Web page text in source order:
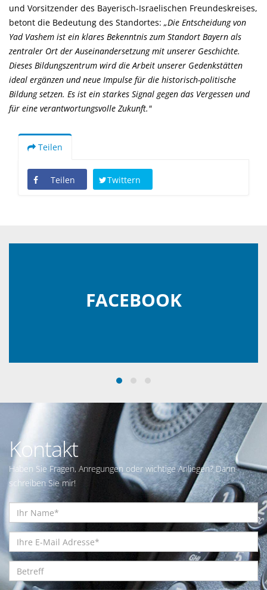
und Vorsitzender des Bayerisch-Israelischen Freundeskreises,
betont die Bedeutung des Standortes: Die Entscheidung von
Yad Vashem ist ein klares Bekenntnis zum Standort Bayern als
zentraler Ort der Auseinandersetzung mit unserer Geschichte.
Dieses Bildungszentrum wird die Arbeit unserer Gedenkstätten
ideal ergänzen und neue Impulse für die historisch-politische
Bildung setzen. Es ist ein starkes Signal gegen das Vergessen und
für eine verantwortungsvolle Zukunft."
Teilen
Teilen Twittern
FACEBOOK
Kontakt
Haben Sie Fragen, Anregungen oder wichtige Anliegen? Dann
schreiben Sie mir!